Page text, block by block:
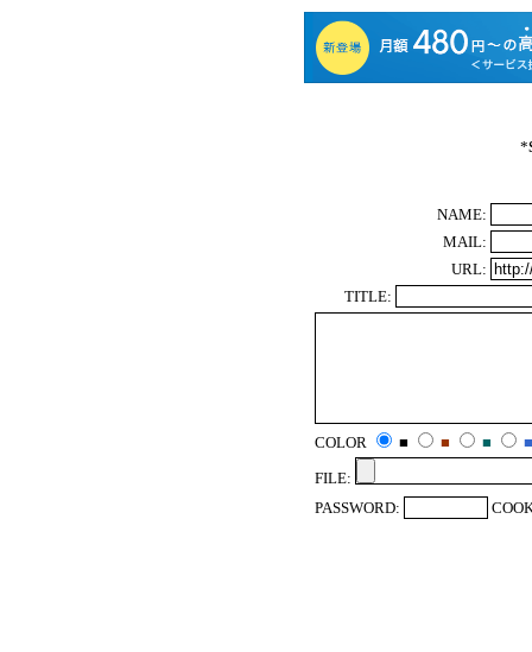
*
NAME:
MAIL:
URL:
TITLE:
COLOR ■ ■ ■
■
FILE:
PASSWORD: